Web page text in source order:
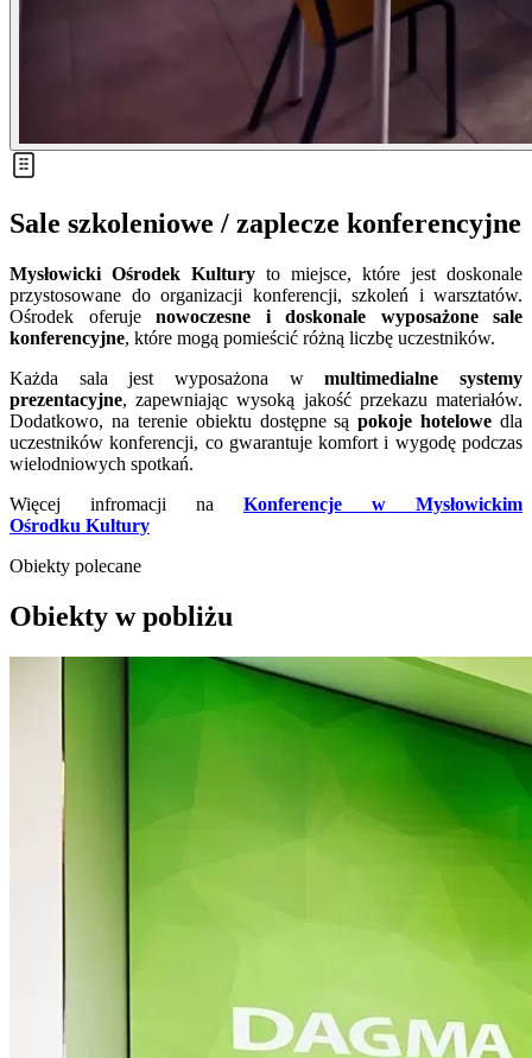
Sale szkoleniowe / zaplecze konferencyjne
Mysłowicki Ośrodek Kultury to miejsce, które jest doskonale
przystosowane do organizacji konferencji, szkoleń i warsztatów.
Ośrodek oferuje nowoczesne i doskonale wyposażone sale
konferencyjne, które mogą pomieścić różną liczbę uczestników.
Każda sala jest wyposażona wmultimedialne systemy
prezentacyjne, zapewniając wysoką jakość przekazu materiałów.
Dodatkowo, na terenie obiektu dostępne sąpokoje hotelowe dla
uczestników konferencji, co gwarantuje komfort i wygodę podczas
wielodniowych spotkań.
Więcej infromacji na Konferencje w Mysłowickim
Ośrodku Kultury
Obiekty polecane
Obiekty w pobliżu